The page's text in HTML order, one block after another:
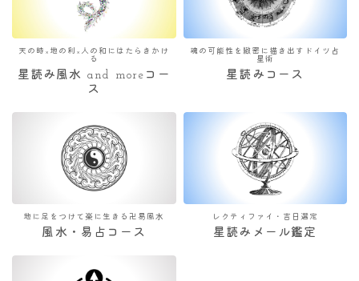
天の時×地の利×人の和にはたらきかけ
る
星読み風水 and moreコー
ス
魂の可能性を緻密に描き出すドイツ占
星術
星読みコース
地に足をつけて楽に生きる卍易風水
風水・易占コース
レクティファイ・吉日選定
星読みメール鑑定